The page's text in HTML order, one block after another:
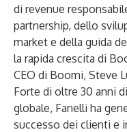
di revenue
partnership, dello
market e della guida
la rapida crescita di
CEO di Boomi, Steve
Forte di oltre 30 anni
globale, Fanelli ha
successo dei clienti e